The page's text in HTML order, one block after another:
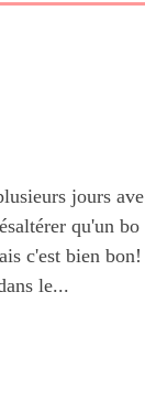
jours ave
qu'un bo
c'est bien bon!
le...